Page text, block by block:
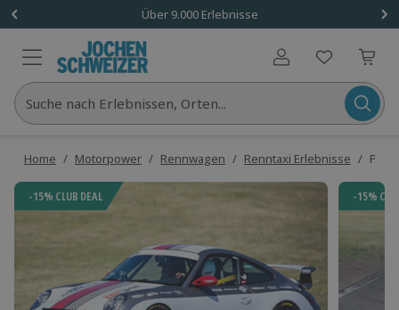
Über 9.000 Erlebnisse
Benutzerkonto
Suche nach Erlebnissen, Orten...
Home / Motorpower / Rennwagen / Renntaxi Erlebnisse /
-15% CLUB DEAL -15%